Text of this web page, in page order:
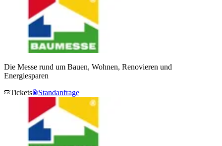
Die Messe rund um Bauen, Wohnen, Renovieren und
Energiesparen
Tickets
Standanfrage